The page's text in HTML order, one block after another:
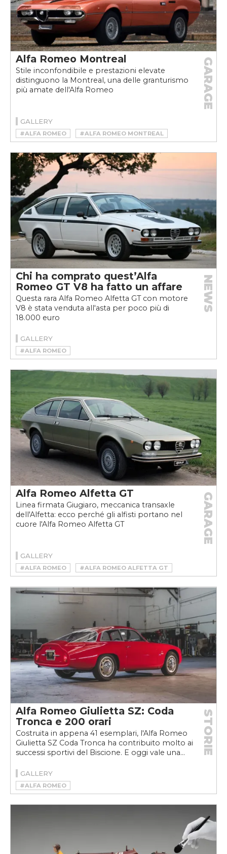
Alfa Romeo Montreal
Stile inconfondibile e prestazioni elevate
distinguono la Montreal, una delle granturismo
più amate dell'Alfa Romeo
GARAGE
GALLERY
#ALFA ROMEO
#ALFA ROMEO MONTREAL
#ALFA ROMEO MONTREAL STORIA
Chi ha comprato quest’Alfa
Romeo GT V8 ha fatto un affare
Questa rara Alfa Romeo Alfetta GT con motore
V8 è stata venduta all'asta per poco più di
18.000 euro
NEWS
GALLERY
#ALFA ROMEO
#ALFA ROMEO ALFETTA GT V8
#ALFETTA GT V8
Alfa Romeo Alfetta GT
Linea firmata Giugiaro, meccanica transaxle
dell'Alfetta: ecco perché gli alfisti portano nel
cuore l'Alfa Romeo Alfetta GT
GARAGE
GALLERY
#ALFA ROMEO
#ALFA ROMEO ALFETTA GT
#ALFA ROMEO ALFETTA GT STORIA
Alfa Romeo Giulietta SZ: Coda
Tronca e 200 orari
Costruita in appena 41 esemplari, l'Alfa Romeo
Giulietta SZ Coda Tronca ha contribuito molto ai
successi sportivi del Biscione. E oggi vale una...
STORIE
GALLERY
#ALFA ROMEO
#ALFA ROMEO GIULIETTA SZ CODA TRONCA